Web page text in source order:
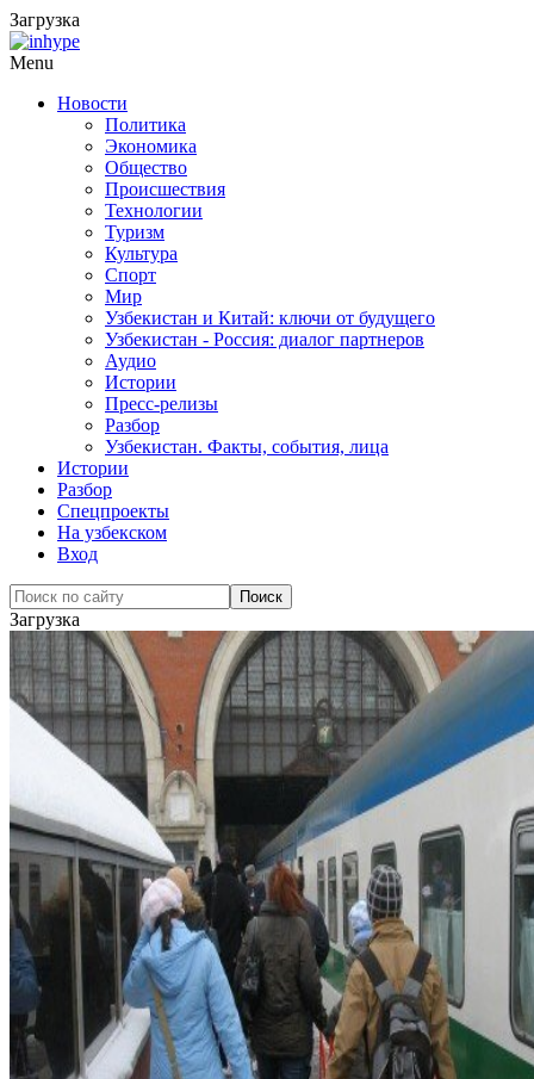
Загрузка
Menu
Новости
Политика
Экономика
Общество
Происшествия
Технологии
Туризм
Культура
Спорт
Мир
Узбекистан и Китай: ключи от будущего
Узбекистан - Россия: диалог партнеров
Аудио
Истории
Пресс-релизы
Разбор
Узбекистан. Факты, события, лица
Истории
Разбор
Спецпроекты
На узбекском
Вход
Загрузка